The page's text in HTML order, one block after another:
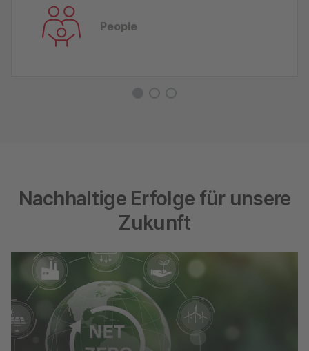
People
Nachhaltige Erfolge für unsere
Zukunft